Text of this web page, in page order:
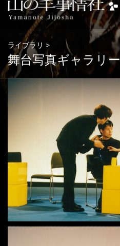
ライブラリ >
舞台写真ギャラリー